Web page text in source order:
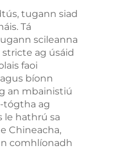
tugann siad
Tá
scileanna
ag úsáid
faoi
bíonn
an mbainistiú
tógtha ag
le hathrú sa
Chineacha,
comhlíonadh